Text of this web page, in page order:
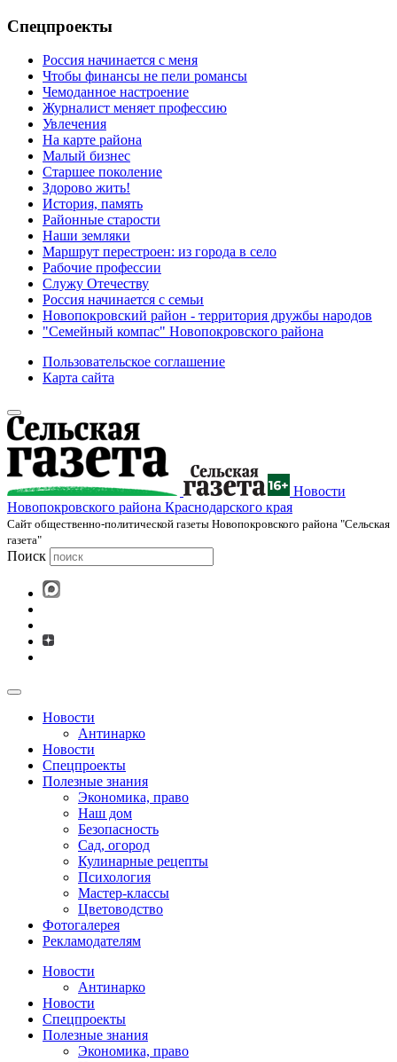
Спецпроекты
Россия начинается с меня
Чтобы финансы не пели романсы
Чемоданное настроение
Журналист меняет профессию
Увлечения
На карте района
Малый бизнес
Старшее поколение
Здорово жить!
История, память
Районные старости
Наши земляки
Маршрут перестроен: из города в село
Рабочие профессии
Служу Отечеству
Россия начинается с семьи
Новопокровский район - территория дружбы народов
"Семейный компас" Новопокровского района
Пользовательское соглашение
Карта сайта
Новости
Новопокровского района Краснодарского края
Cайт общественно-политической газеты Новопокровского района "Сельская
газета"
Поиск
Новости
Антинарко
Новости
Спецпроекты
Полезные знания
Экономика, право
Наш дом
Безопасность
Сад, огород
Кулинарные рецепты
Психология
Мастер-классы
Цветоводство
Фотогалерея
Рекламодателям
Новости
Антинарко
Новости
Спецпроекты
Полезные знания
Экономика, право